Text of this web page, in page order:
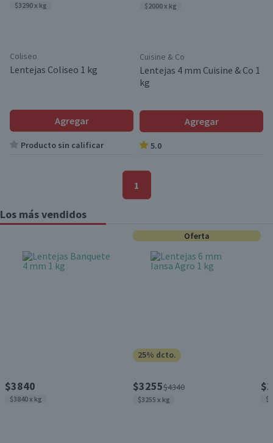
$3290 x kg
Coliseo
Lentejas Coliseo 1 kg
Agregar
Producto sin calificar
$2000 x kg
Cuisine & Co
Lentejas 4 mm Cuisine & Co 1
kg
Agregar
5.0
1
Los más vendidos
$3840
$3840 x kg
Oferta
25% dcto.
$3255$4340
$3255 x kg